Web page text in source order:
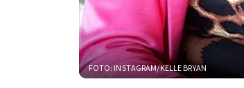
FOTO: INSTAGRAM/KELLE BRYAN